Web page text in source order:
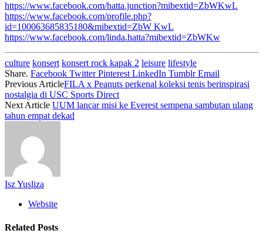
https://www.facebook.com/hatta.junction?mibextid=ZbWKwL
https://www.facebook.com/profile.php?
id=100063685835180&mibextid=ZbW KwL
https://www.facebook.com/linda.hatta?mibextid=ZbWKw
culture konsert konsert rock kapak 2 leisure lifestyle
Share. Facebook Twitter Pinterest LinkedIn Tumblr Email
Previous ArticleFILA x Peanuts perkenal koleksi tenis berinspirasi
nostalgia di USC Sports Direct
Next Article UUM lancar misi ke Everest sempena sambutan ulang
tahun empat dekad
Isz Yusliza
Website
Related Posts